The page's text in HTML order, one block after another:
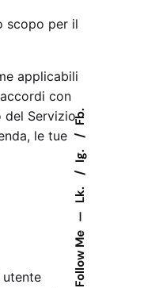
Follow Me
Lk.
Ig.
Fb.
scopo per il
applicabili
con
del Servizio
le tue